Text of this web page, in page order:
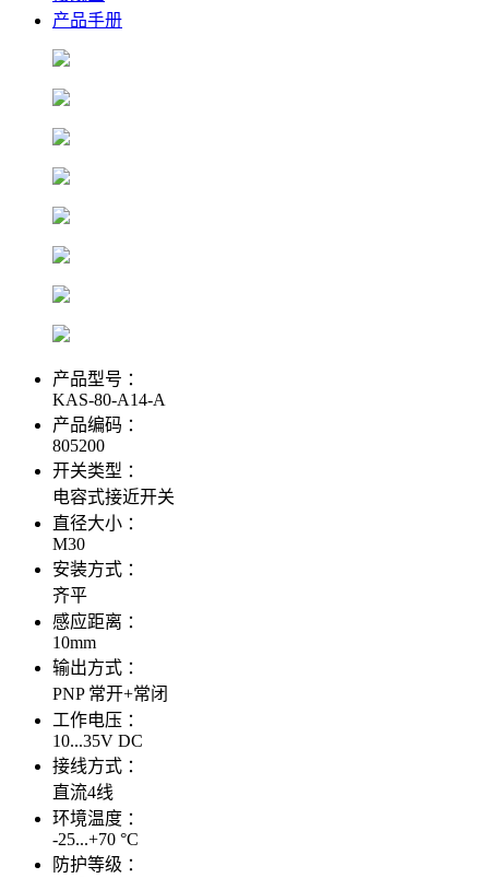
产品手册
产品型号 ：
KAS-80-A14-A
产品编码 ：
805200
开关类型 ：
电容式接近开关
直径大小 ：
M30
安装方式 ：
齐平
感应距离 ：
10mm
输出方式 ：
PNP 常开+常闭
工作电压 ：
10...35V DC
接线方式 ：
直流4线
环境温度 ：
-25...+70 °C
防护等级 ：